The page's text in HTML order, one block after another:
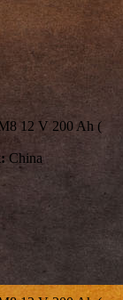
12 V 200 Ah (
China